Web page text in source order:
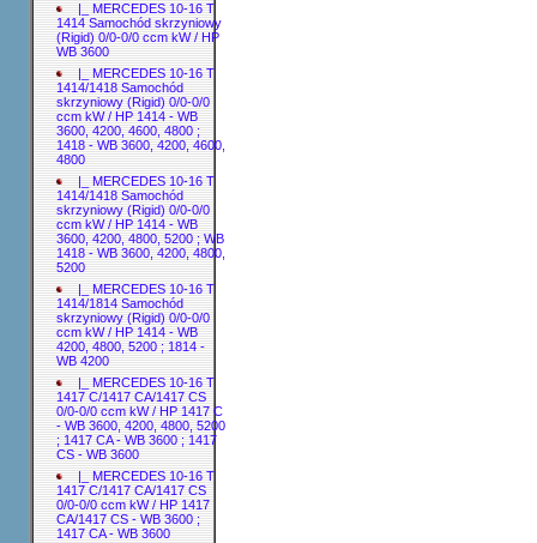
|_ MERCEDES 10-16 T
1414 Samochód skrzyniowy
(Rigid) 0/0-0/0 ccm kW / HP
WB 3600
|_ MERCEDES 10-16 T
1414/1418 Samochód
skrzyniowy (Rigid) 0/0-0/0
ccm kW / HP 1414 - WB
3600, 4200, 4600, 4800 ;
1418 - WB 3600, 4200, 4600,
4800
|_ MERCEDES 10-16 T
1414/1418 Samochód
skrzyniowy (Rigid) 0/0-0/0
ccm kW / HP 1414 - WB
3600, 4200, 4800, 5200 ; WB
1418 - WB 3600, 4200, 4800,
5200
|_ MERCEDES 10-16 T
1414/1814 Samochód
skrzyniowy (Rigid) 0/0-0/0
ccm kW / HP 1414 - WB
4200, 4800, 5200 ; 1814 -
WB 4200
|_ MERCEDES 10-16 T
1417 C/1417 CA/1417 CS
0/0-0/0 ccm kW / HP 1417 C
- WB 3600, 4200, 4800, 5200
; 1417 CA - WB 3600 ; 1417
CS - WB 3600
|_ MERCEDES 10-16 T
1417 C/1417 CA/1417 CS
0/0-0/0 ccm kW / HP 1417
CA/1417 CS - WB 3600 ;
1417 CA - WB 3600